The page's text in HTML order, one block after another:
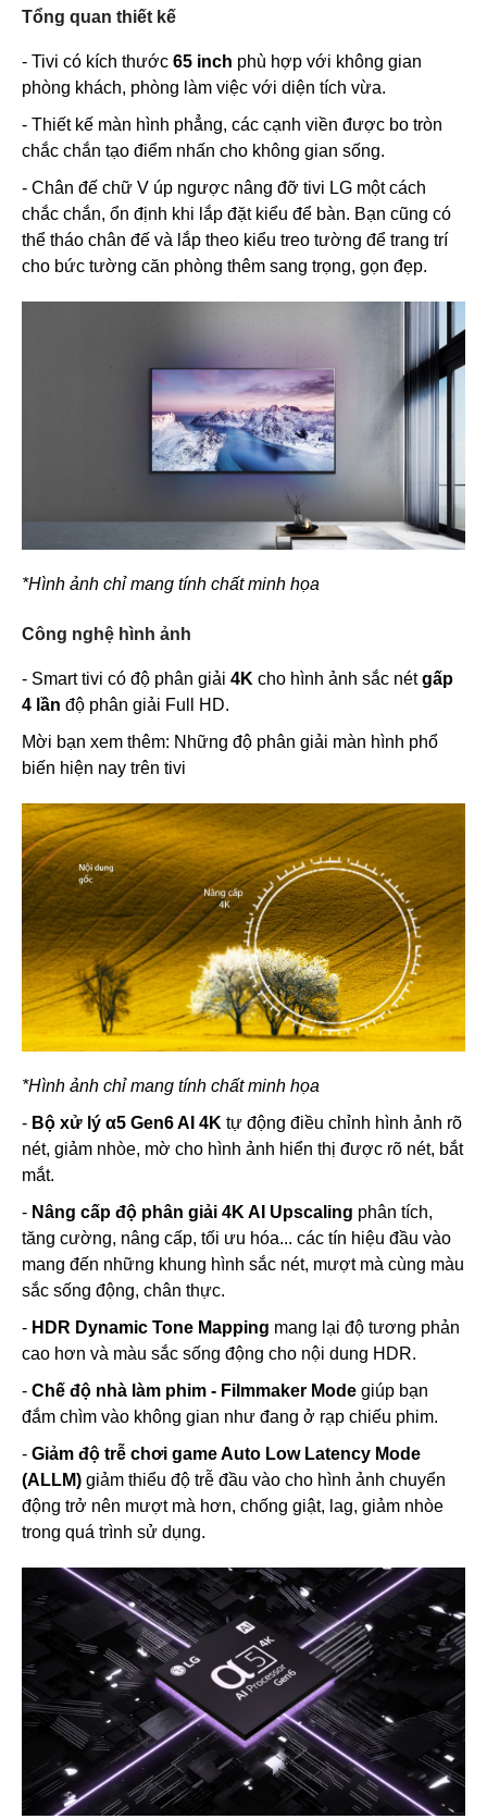
Tổng quan thiết kế
- Tivi có kích thước 65 inch phù hợp với không gian
phòng khách, phòng làm việc với diện tích vừa.
- Thiết kế màn hình phẳng, các cạnh viền được bo tròn
chắc chắn tạo điểm nhấn cho không gian sống.
- Chân đế chữ V úp ngược nâng đỡ tivi LG một cách
chắc chắn, ổn định khi lắp đặt kiểu để bàn. Bạn cũng có
thể tháo chân đế và lắp theo kiểu treo tường để trang trí
cho bức tường căn phòng thêm sang trọng, gọn đẹp.
*Hình ảnh chỉ mang tính chất minh họa
Công nghệ hình ảnh
- Smart tivi có độ phân giải 4K cho hình ảnh sắc nétgấp
4 lần độ phân giải Full HD.
Mời bạn xem thêm: Những độ phân giải màn hình phổ
biến hiện nay trên tivi
*Hình ảnh chỉ mang tính chất minh họa
- Bộ xử lý α5 Gen6 AI 4K tự động điều chỉnh hình ảnh rõ
nét, giảm nhòe, mờ cho hình ảnh hiển thị được rõ nét, bắt
mắt.
- Nâng cấp độ phân giải 4K AI Upscaling phân tích,
tăng cường, nâng cấp, tối ưu hóa... các tín hiệu đầu vào
mang đến những khung hình sắc nét, mượt mà cùng màu
sắc sống động, chân thực.
- HDR Dynamic Tone Mapping mang lại độ tương phản
cao hơn và màu sắc sống động cho nội dung HDR.
- Chế độ nhà làm phim - Filmmaker Mode giúp bạn
đắm chìm vào không gian như đang ở rạp chiếu phim.
- Giảm độ trễ chơi game Auto Low Latency Mode
(ALLM) giảm thiểu độ trễ đầu vào cho hình ảnh chuyển
động trở nên mượt mà hơn, chống giật, lag, giảm nhòe
trong quá trình sử dụng.